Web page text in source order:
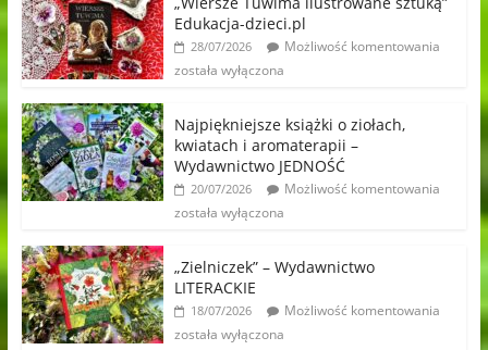
Edukacja-dzieci.pl
28/07/2026
Możliwość komentowania
została wyłączona
Najpiękniejsze książki o ziołach,
kwiatach i aromaterapii –
Wydawnictwo JEDNOŚĆ
20/07/2026
Możliwość komentowania
została wyłączona
„Zielniczek” – Wydawnictwo
LITERACKIE
18/07/2026
Możliwość komentowania
została wyłączona